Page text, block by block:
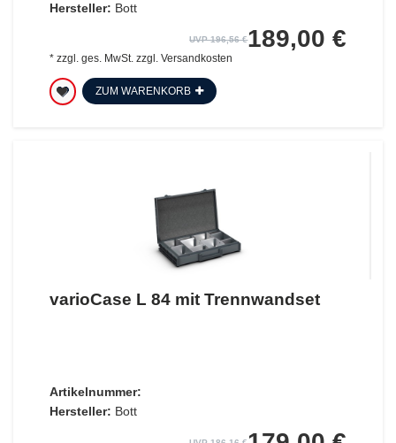
Hersteller: Bott
UVP 196,56 €189,00 €
* zzgl. ges. MwSt.zzgl. Versandkosten
ZUM WARENKORB
varioCase L 84 mit Trennwandset
Artikelnummer:
Hersteller: Bott